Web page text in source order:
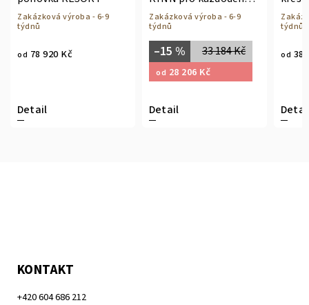
- 6-9
spaní
Zakázková výroba - 6-9
33 184 Kč
Zakázková výroba - 6-9
od38 390 Kč
KONTAKT
+420 604 686 212